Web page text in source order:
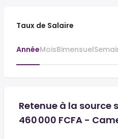
Taux de Salaire
AnnéeMoisBimensuel
Retenue à la source
460 000 FCFA -